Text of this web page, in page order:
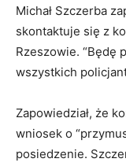
Michał Szczerba
skontaktuje się z
Rzeszowie. “Będę
wszystkich
Zapowiedział, że
wniosek o
posiedzenie.